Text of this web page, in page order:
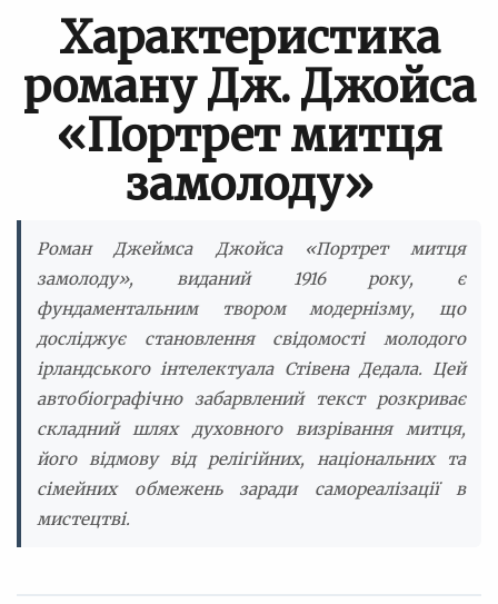
Характеристика
роману Дж. Джойса
«Портрет митця
замолоду»
Роман Джеймса Джойса «Портрет митця
замолоду», виданий 1916 року, є
фундаментальним твором модернізму, що
досліджує становлення свідомості молодого
ірландського інтелектуала Стівена Дедала. Цей
автобіографічно забарвлений текст розкриває
складний шлях духовного визрівання митця,
його відмову від релігійних, національних та
сімейних обмежень заради самореалізації в
мистецтві.